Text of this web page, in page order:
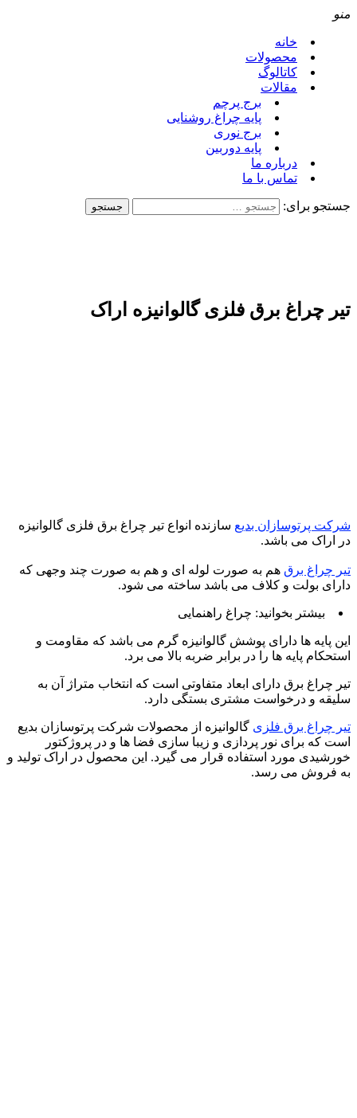
خانه
محصولات
کاتالوگ
مقالات
برج پرچم
پایه چراغ روشنایی
برج نوری
پایه دوربین
درباره ما
تماس با ما
برای:
چراغ برق فلزی گالوانیزه اراک
پرتوسازان بدیعسازنده انواع تیر چراغ برق فلزی گالوانیزه
اراک می باشد.
چراغ برقهم به صورت لوله ای و هم به صورت چند وجهی که
بولت و کلاف می باشد ساخته می شود.
بیشتر بخوانید: چراغ راهنمایی
پایه ها دارای پوشش گالوانیزه گرم می باشد که مقاومت و
پایه ها را در برابر ضربه بالا می برد.
چراغ برق دارای ابعاد متفاوتی است که انتخاب متراژ آن به
و درخواست مشتری بستگی دارد.
چراغ برق فلزیگالوانیزه از محصولات شرکت پرتوسازان بدیع
که برای نور پردازی و زیبا سازی فضا ها و در پروژکتور
مورد استفاده قرار می گیرد. این محصول در اراک تولید و
فروش می رسد.